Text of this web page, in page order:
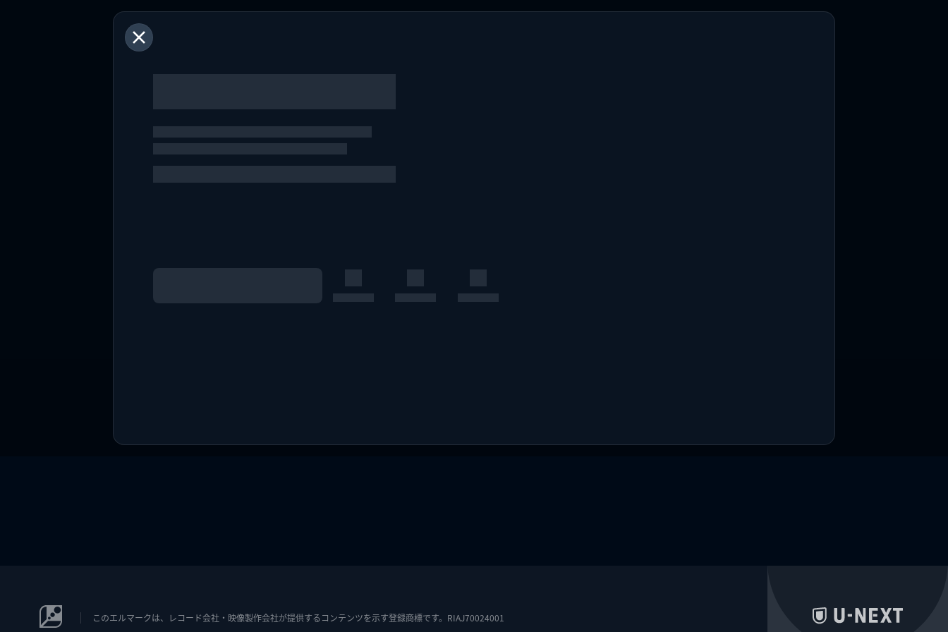
このエルマークは、レコード会社・映像製作会社が提供するコンテンツを示す登録商標です。RIAJ70024001